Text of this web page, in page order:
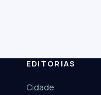
Câmara
EDITORIAS
Cidade